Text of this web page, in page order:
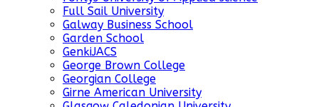
Full Sail University
Galway Business School
Garden School
GenkiJACS
George Brown College
Georgian College
Girne American University